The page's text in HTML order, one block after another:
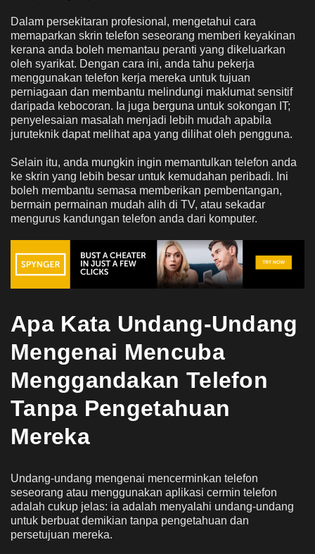
Dalam persekitaran profesional, mengetahui cara
memaparkan skrin telefon seseorang memberi keyakinan
kerana anda boleh memantau peranti yang dikeluarkan
oleh syarikat. Dengan cara ini, anda tahu pekerja
menggunakan telefon kerja mereka untuk tujuan
perniagaan dan membantu melindungi maklumat sensitif
daripada kebocoran. Ia juga berguna untuk sokongan IT;
penyelesaian masalah menjadi lebih mudah apabila
juruteknik dapat melihat apa yang dilihat oleh pengguna.
Selain itu, anda mungkin ingin memantulkan telefon anda
ke skrin yang lebih besar untuk kemudahan peribadi. Ini
boleh membantu semasa memberikan pembentangan,
bermain permainan mudah alih di TV, atau sekadar
mengurus kandungan telefon anda dari komputer.
Apa Kata Undang-Undang
Mengenai Mencuba
Menggandakan Telefon
Tanpa Pengetahuan
Mereka
Undang-undang mengenai mencerminkan telefon
seseorang atau menggunakan aplikasi cermin telefon
adalah cukup jelas: ia adalah menyalahi undang-undang
untuk berbuat demikian tanpa pengetahuan dan
persetujuan mereka.